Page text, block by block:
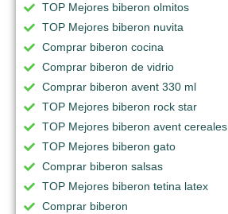
TOP Mejores biberon olmitos
TOP Mejores biberon nuvita
Comprar biberon cocina
Comprar biberon de vidrio
Comprar biberon avent 330 ml
TOP Mejores biberon rock star
TOP Mejores biberon avent cereales
TOP Mejores biberon gato
Comprar biberon salsas
TOP Mejores biberon tetina latex
Comprar biberon